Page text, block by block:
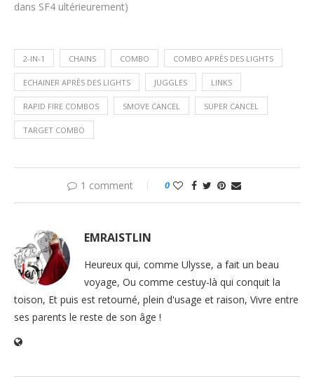
dans SF4 ultérieurement)
2-IN-1 CHAINS COMBO COMBO APRÈS DES LIGHTS
ECHAINER APRÈS DES LIGHTS JUGGLES LINKS
RAPID FIRE COMBOS SMOVE CANCEL SUPER CANCEL
TARGET COMBO
1 comment 0
EMRAISTLIN
Heureux qui, comme Ulysse, a fait un beau
voyage, Ou comme cestuy-là qui conquit la
toison, Et puis est retourné, plein d'usage et raison, Vivre entre
ses parents le reste de son âge !